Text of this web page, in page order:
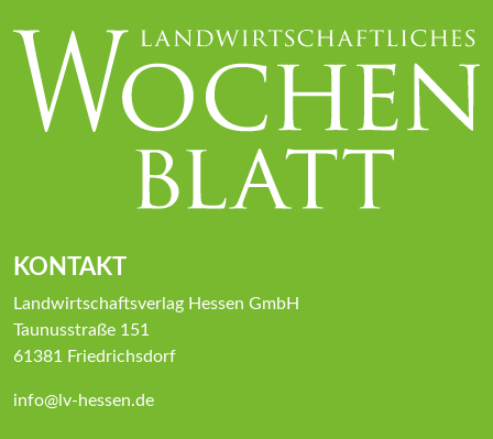
KONTAKT
Landwirtschaftsverlag Hessen GmbH
Taunusstraße 151
61381 Friedrichsdorf
info@lv-hessen.de